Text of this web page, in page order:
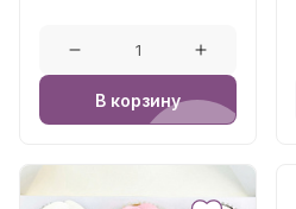
В корзину